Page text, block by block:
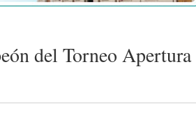
del Torneo Apertura